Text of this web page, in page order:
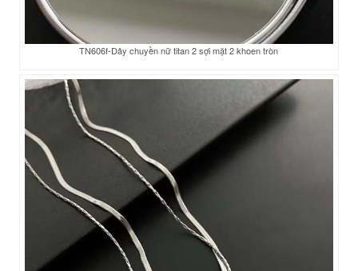
TN606f-Dây chuyền nữ titan 2 sợi mặt 2 khoen tròn